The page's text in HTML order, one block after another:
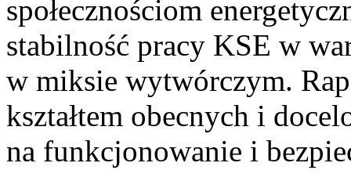
społecznościom
stabilność pracy KSE w
w miksie wytwórczym.
kształtem obecnych i
na funkcjonowanie i